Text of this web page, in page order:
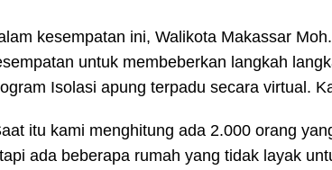
kesempatan ini, Walikota Makassar
untuk membeberkan langkah
Isolasi apung terpadu secara virtual.
itu kami menghitung ada 2.000 orang
ada beberapa rumah yang tidak layak